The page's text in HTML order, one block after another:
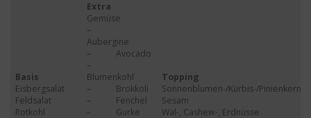
Basis
Eisbergsalat
Feldsalat
Rotkohl
Extra
Gemüse
–
Aubergine
– Avocado
–
Blumenkohl
– Brokkoli
– Fenchel
– Gurke
Topping
Sonnenblumen-/Kürbis-/Pinienkerne
Sesam
Wal-, Cashew-, Erdnüsse